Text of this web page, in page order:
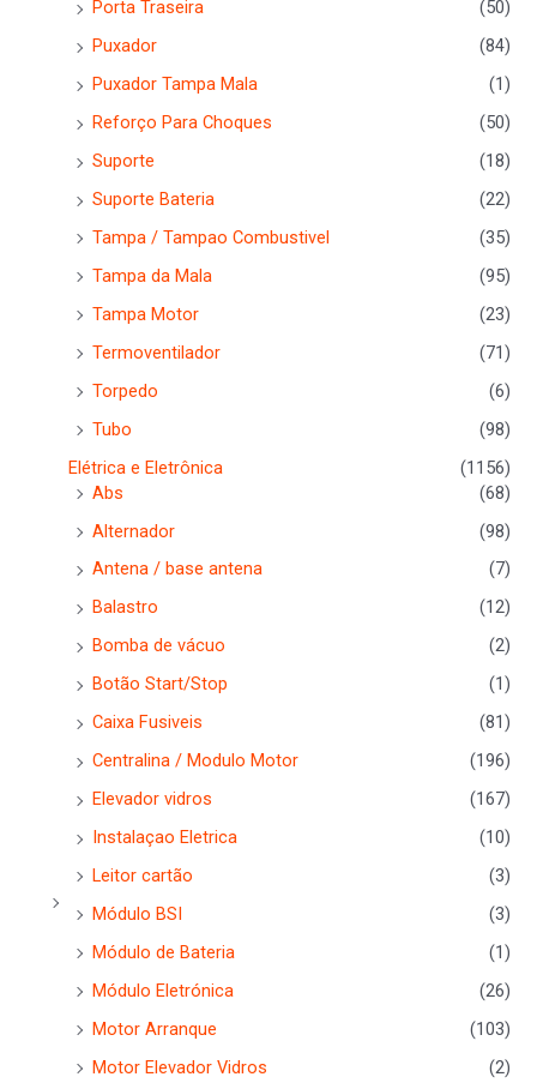
Porta Traseira
(50)
Puxador
(84)
Puxador Tampa Mala
(1)
Reforço Para Choques
(50)
Suporte
(18)
Suporte Bateria
(22)
Tampa / Tampao Combustivel
(35)
Tampa da Mala
(95)
Tampa Motor
(23)
Termoventilador
(71)
Torpedo
(6)
Tubo
(98)
Elétrica e Eletrônica
(1156)
Abs
(68)
Alternador
(98)
Antena / base antena
(7)
Balastro
(12)
Bomba de vácuo
(2)
Botão Start/Stop
(1)
Caixa Fusiveis
(81)
Centralina / Modulo Motor
(196)
Elevador vidros
(167)
Instalaçao Eletrica
(10)
Leitor cartão
(3)
Módulo BSI
(3)
Módulo de Bateria
(1)
Módulo Eletrónica
(26)
Motor Arranque
(103)
Motor Elevador Vidros
(2)